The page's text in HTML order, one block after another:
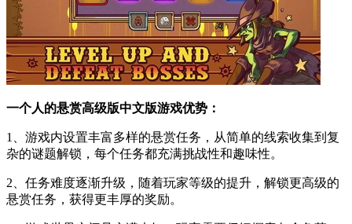
一个人的悬赏高级版中文版游戏优势：
1、游戏内设置丰富多样的悬赏任务，从简单的线索收集到复
杂的谜题解锁，每个任务都充满挑战性和趣味性。
2、任务难度逐渐升级，随着玩家等级的提升，解锁更高级的
悬赏任务，获得更丰厚的奖励。